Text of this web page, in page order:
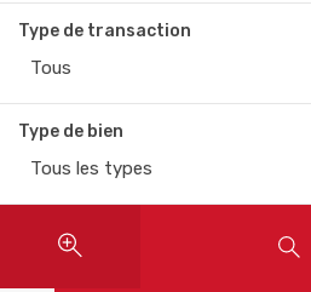
Type de transaction
Tous
Type de bien
Tous les types